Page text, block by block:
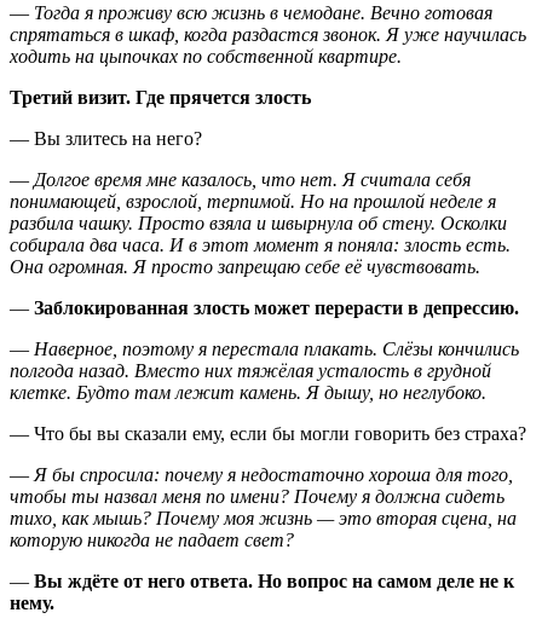
— Тогда я проживу всю жизнь в чемодане. Вечно готовая
спрятаться в шкаф, когда раздастся звонок. Я уже научилась
ходить на цыпочках по собственной квартире.
Третий визит. Где прячется злость
— Вы злитесь на него?
— Долгое время мне казалось, что нет. Я считала себя
понимающей, взрослой, терпимой. Но на прошлой неделе я
разбила чашку. Просто взяла и швырнула об стену. Осколки
собирала два часа. И в этот момент я поняла: злость есть.
Она огромная. Я просто запрещаю себе её чувствовать.
— Заблокированная злость может перерасти в депрессию.
— Наверное, поэтому я перестала плакать. Слёзы кончились
полгода назад. Вместо них тяжёлая усталость в грудной
клетке. Будто там лежит камень. Я дышу, но неглубоко.
— Что бы вы сказали ему, если бы могли говорить без страха?
— Я бы спросила: почему я недостаточно хороша для того,
чтобы ты назвал меня по имени? Почему я должна сидеть
тихо, как мышь? Почему моя жизнь — это вторая сцена, на
которую никогда не падает свет?
— Вы ждёте от него ответа. Но вопрос на самом деле не к
нему.